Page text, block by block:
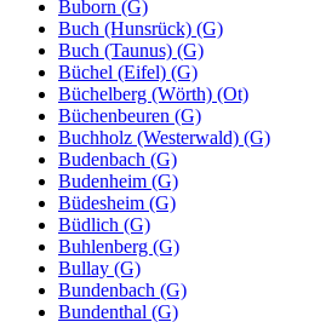
Buborn (G)
Buch (Hunsrück) (G)
Buch (Taunus) (G)
Büchel (Eifel) (G)
Büchelberg (Wörth) (Ot)
Büchenbeuren (G)
Buchholz (Westerwald) (G)
Budenbach (G)
Budenheim (G)
Büdesheim (G)
Büdlich (G)
Buhlenberg (G)
Bullay (G)
Bundenbach (G)
Bundenthal (G)